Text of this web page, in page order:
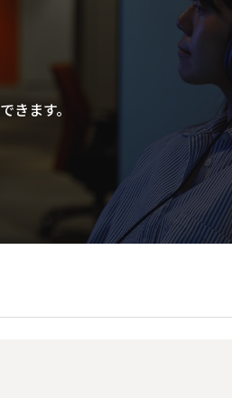
ます。